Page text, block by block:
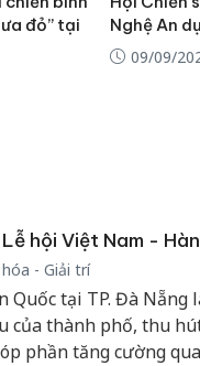
đỏ” tại
Nghệ An
09/09/
hội Việt Nam -
- Giải trí
Quốc tại TP. Đà Nẵng
của thành phố, thu
phần tăng cường